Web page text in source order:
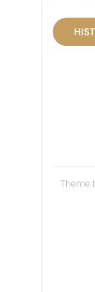
Theme